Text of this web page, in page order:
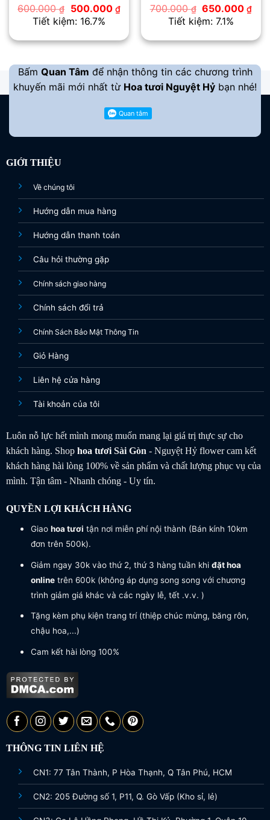
600.000₫
Giá
gốc
là:
500.000 ₫Giá
hiện
là:
500.000 ₫.
Tiết kiệm: 16.7%
700.000₫ Giá
gốc
là:
650.000₫Giá
là:
Tiết kiệm: 7.1%
Bấm Quan Tâm để nhận thông tin các chương trình
khuyến mãi mới nhất từ Hoa tươi Nguyệt Hỷ bạn nhé!
GIỚI THIỆU
Về chúng tôi
Hướng dẫn mua hàng
Hướng dẫn thanh toán
Câu hỏi thường gặp
Chính sách giao hàng
Chính sách đổi trả
Chính Sách Bảo Mật Thông Tin
Giỏ Hàng
Liên hệ cửa hàng
Tài khoản của tôi
Luôn nỗ lực hết mình mong muốn mang lại giá trị thực sự cho
khách hàng. Shop hoa tươiSài Gòn - Nguyệt Hỷ flower cam kết
khách hàng hài lòng 100% về sản phẩm và chất lượng phục vụ của
mình. Tận tâm - Nhanh chóng - Uy tín.
QUYỀN LỢI KHÁCH HÀNG
Giao hoa tươi tận nơi miễn phí nội thành (Bán kính 10km
đơn trên 500k).
Giảm ngay 30k vào thứ 2, thứ 3 hàng tuần khi đặt hoa
onlinetrên 600k (không áp dụng song song với chương
trình giảm giá khác và các ngày lễ, tết .v.v. )
Tặng kèm phụ kiện trang trí (thiệp chúc mừng, băng rôn,
chậu hoa,...)
Cam kết hài lòng 100%
THÔNG TIN LIÊN HỆ
CN1: 77 Tân Thành, P Hòa Thạnh, Q Tân Phú, HCM
CN2: 205 Đường số 1, P11, Q. Gò Vấp (Kho sỉ, lẻ)